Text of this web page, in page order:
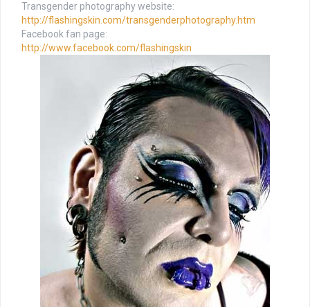
Transgender photography website:
http://flashingskin.com/transgenderphotography.htm
Facebook fan page:
http://www.facebook.com/flashingskin